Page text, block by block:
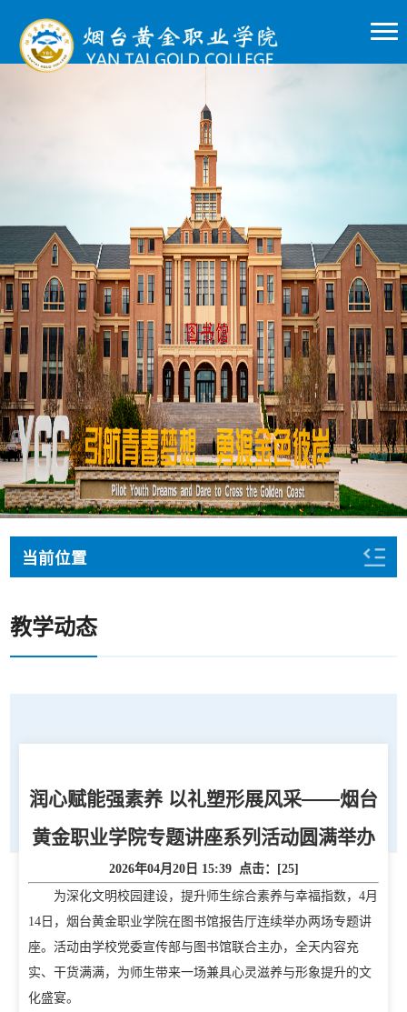
当前位置
教学动态
润心赋能强素养 以礼塑形展风采——烟台
黄金职业学院专题讲座系列活动圆满举办
2026年04月20日 15:39 点击：[25]
为深化文明校园建设，提升师生综合素养与幸福指数，4月
14日，烟台黄金职业学院在图书馆报告厅连续举办两场专题讲
座。活动由学校党委宣传部与图书馆联合主办，全天内容充
实、干货满满，为师生带来一场兼具心灵滋养与形象提升的文
化盛宴。